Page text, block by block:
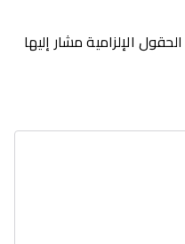
الحقول الإلزامية مشار إليها